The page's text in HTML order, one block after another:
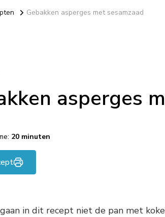
Gebakken asperges met sesamzaad
asperges
20 minuten
in dit recept niet de pan met